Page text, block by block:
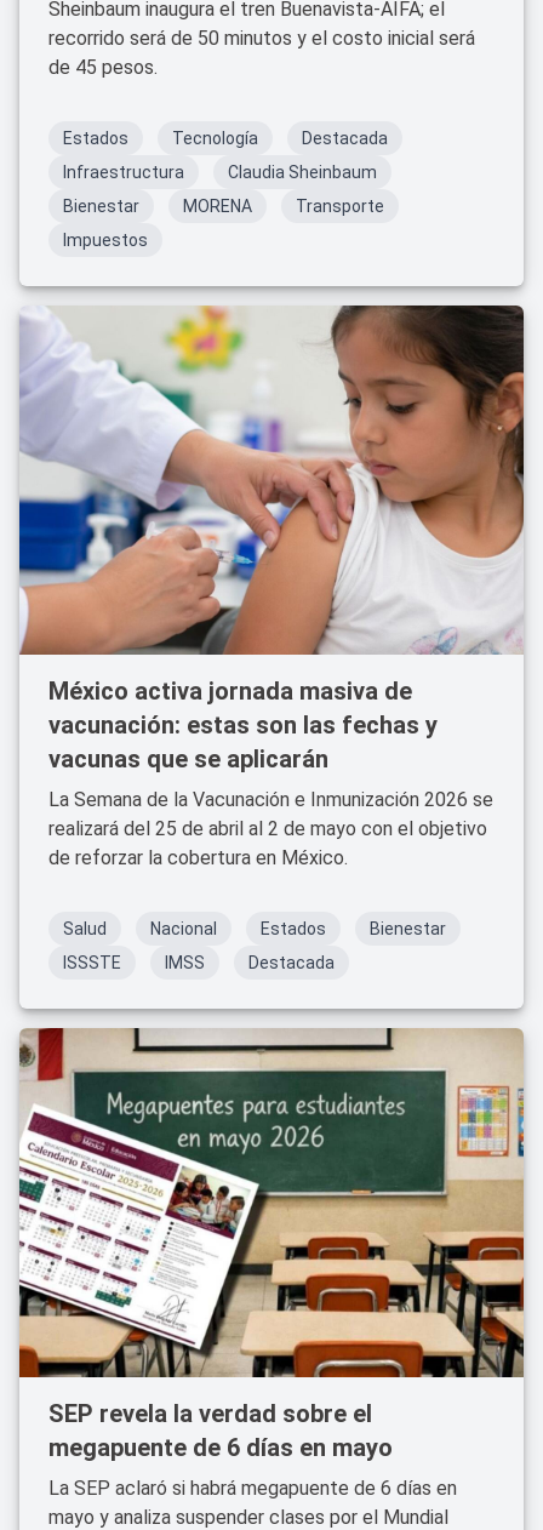
Sheinbaum inaugura el tren Buenavista-AIFA; el
recorrido será de 50 minutos y el costo inicial será
de 45 pesos.
Estados Tecnología
Destacada
Infraestructura
Claudia Sheinbaum
Bienestar
MORENA
Transporte
Impuestos
México activa jornada masiva de
vacunación: estas son las fechas y
vacunas que se aplicarán
La Semana de la Vacunación e Inmunización 2026 se
realizará del 25 de abril al 2 de mayo con el objetivo
de reforzar la cobertura en México.
Salud Nacional Estados
Bienestar
ISSSTE
IMSS Destacada
SEP revela la verdad sobre el
megapuente de 6 días en mayo
La SEP aclaró si habrá megapuente de 6 días en
mayo y analiza suspender clases por el Mundial